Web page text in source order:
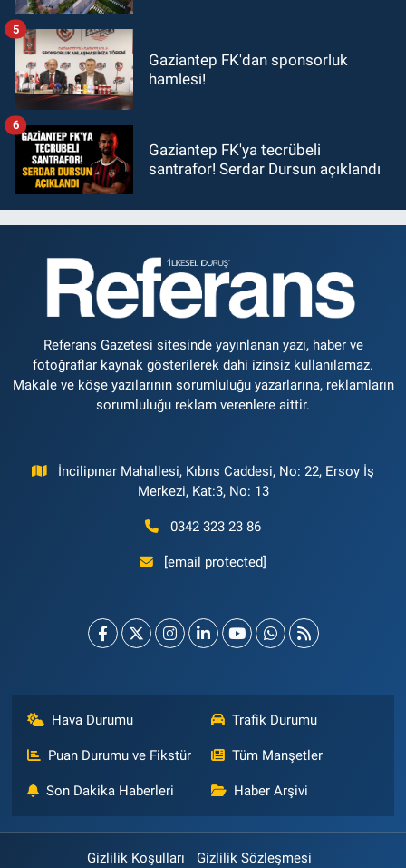
Gaziantep FK'dan sponsorluk
hamlesi!
5
Gaziantep FK'ya tecrübeli
santrafor! Serdar Dursun açıklandı
6
Referans Gazetesi sitesinde yayınlanan yazı, haber ve
fotoğraflar kaynak gösterilerek dahi izinsiz kullanılamaz.
Makale ve köşe yazılarının sorumluluğu yazarlarına, reklamların
sorumluluğu reklam verenlere aittir.
İncilipınar Mahallesi, Kıbrıs Caddesi, No: 22, Ersoy İş
Merkezi, Kat:3, No: 13
0342 323 23 86
[email protected]
Hava Durumu Trafik Durumu
Puan Durumu ve Fikstür Tüm Manşetler
Son Dakika Haberleri Haber Arşivi
Gizlilik Koşulları
Gizlilik Sözleşmesi